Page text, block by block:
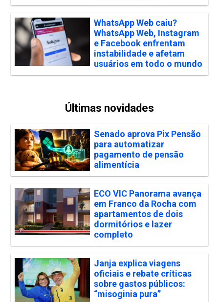
WhatsApp Web caiu?
WhatsApp Web, Instagram
e Facebook enfrentam
instabilidade e afetam
usuários em todo o mundo
Últimas novidades
Senado aprova Pix Pensão
para automatizar
pagamento de pensão
alimentícia
ECO VIC Panorama avança
em Franco da Rocha com
apartamentos de dois
dormitórios e lazer
completo
Janja explica viagens
oficiais e rebate críticas
sobre gastos públicos:
“misoginia pura”